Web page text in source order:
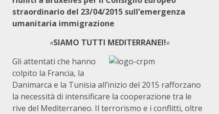
straordinario del 23/04/2015 sull’emergenza
umanitaria immigrazione
«SIAMO TUTTI MEDITERRANEI!»
Gli attentati che hanno
colpito la Francia, la
Danimarca e la Tunisia all’inizio del 2015 rafforzano
la necessità di intensificare la cooperazione tra le
rive del Mediterraneo. Il terrorismo e i conflitti, oltre